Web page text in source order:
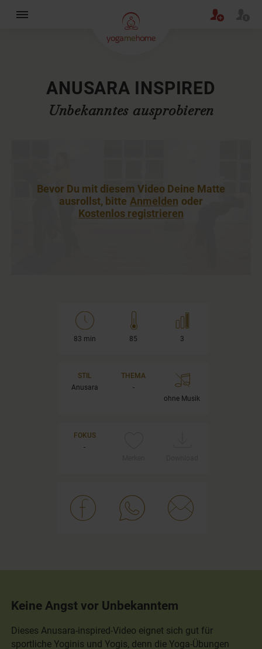
ANUSARA INSPIRED
Unbekanntes ausprobieren
Bevor Du mit diesem Video Deine Matte
ausrollst, bitte Anmelden oder
Kostenlos registrieren
83 min 85 3
STIL
Anusara
THEMA
-
ohne Musik
FOKUS
-
Keine Angst vor Unbekanntem
Dieses Anusara-inspired-Video eignet sich gut für
sportliche Yoginis und Yogis, denn die Yoga-Übungen